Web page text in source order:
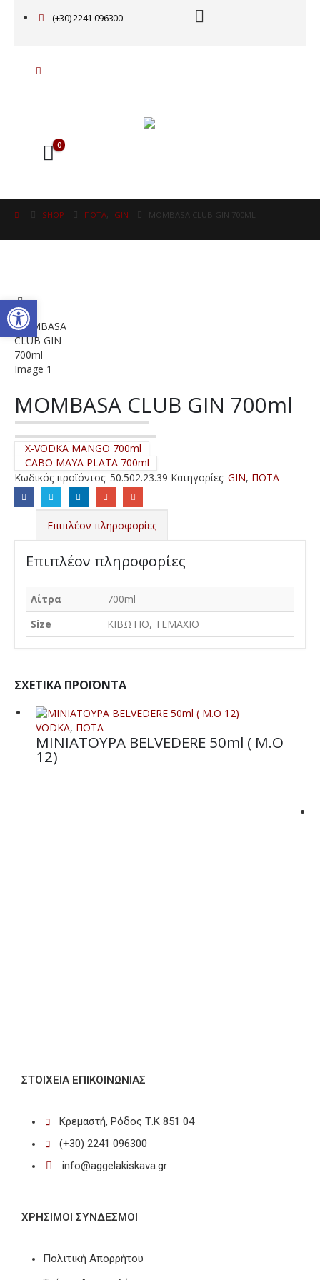
(+30) 2241 096300
0
SHOP ΠΟΤΑ GIN MOMBASA CLUB GIN 700ML
MOMBASA CLUB GIN 700ml
X-VODKA MANGO 700ml
CABO MAYA PLATA 700ml
Κωδικός προϊόντος: 50.502.23.39 Κατηγορίες: GIN, ΠΟΤΑ
Επιπλέον πληροφορίες
Επιπλέον πληροφορίες
Λίτρα
700ml
Size
ΚΙΒΩΤΙΟ, ΤΕΜΑΧΙΟ
ΣΧΕΤΙΚΆ ΠΡΟΪΌΝΤΑ
VODKA, ΠΟΤΑ
ΜΙΝΙΑΤΟΥΡΑ BELVEDERE 50ml ( M.O
12)
ΣΤΟΙΧΕΊΑ ΕΠΙΚΟΙΝΩΝΊΑΣ
Κρεμαστή, Ρόδος Τ.Κ 851 04
(+30) 2241 096300
info@aggelakiskava.gr
ΧΡΗΣΙΜΟΙ ΣΥΝΔΕΣΜΟΙ
Πολιτική Απορρήτου
Ανοίξτε τη γραμμή